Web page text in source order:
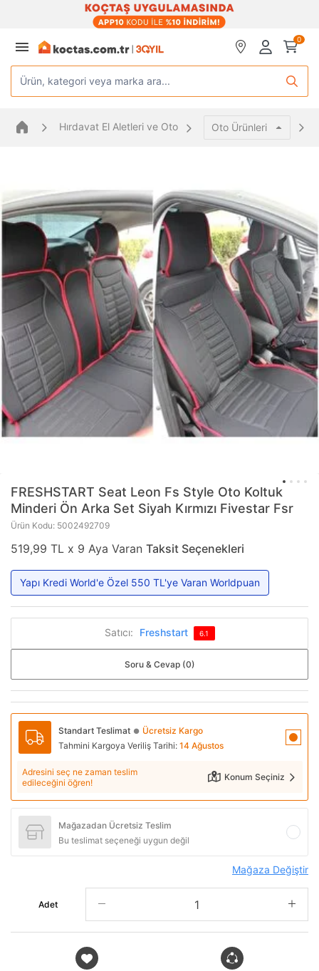
0
Ürün, kategori veya marka ara...
Hırdavat El Aletleri ve Oto Oto Ürünleri
FRESHSTART Seat Leon Fs Style Oto Koltuk
Minderi Ön Arka Set Siyah Kırmızı Fivestar Fsr
Ürün Kodu: 5002492709
519,99 TL x 9 Aya Varan Taksit Seçenekleri
Yapı Kredi World'e Özel 550 TL'ye Varan Worldpuan
Satıcı: Freshstart 6.1
Soru & Cevap (0)
Standart Teslimat ● Ücretsiz Kargo
Tahmini Kargoya Veriliş Tarihi: 14 Ağustos
Adresini seç ne zaman teslim
edileceğini öğren!
Konum Seçiniz
Mağazadan Ücretsiz Teslim
Bu teslimat seçeneği uygun değil
Mağaza Değiştir
Adet